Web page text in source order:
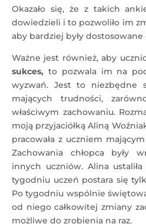
Okazało się, że z takich
dowiedzieli i to pozwoliło im
aby bardziej były
Ważne jest również, aby
sukces, to pozwala im na
wyzwań. Jest to niezbędne
mających trudności,
właściwym zachowaniu.
moją przyjaciółką Aliną
pracowała z uczniem
Zachowania chłopca były
innych uczniów. Alina
tygodniu uczeń postara się
Po tygodniu wspólnie
od niego całkowitej zmiany
możliwe do zrobienia na raz.